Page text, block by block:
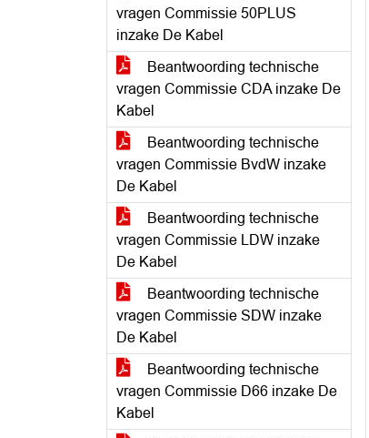
vragen Commissie 50PLUS
inzake De Kabel
Beantwoording technische
vragen Commissie CDA inzake De
Kabel
Beantwoording technische
vragen Commissie BvdW inzake
De Kabel
Beantwoording technische
vragen Commissie LDW inzake
De Kabel
Beantwoording technische
vragen Commissie SDW inzake
De Kabel
Beantwoording technische
vragen Commissie D66 inzake De
Kabel